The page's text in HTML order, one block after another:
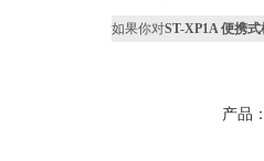
如果你对ST-XP1A 便携
产品